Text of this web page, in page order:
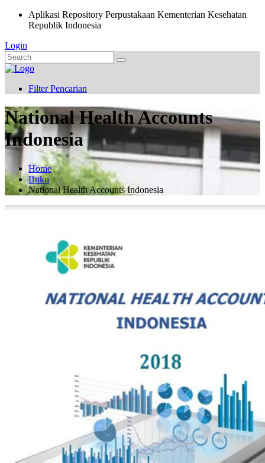
Aplikasi Repository Perpustakaan Kementerian Kesehatan
Republik Indonesia
Login
Filter Pencarian
National Health Accounts
Indonesia
Home
Buku
National Health Accounts Indonesia